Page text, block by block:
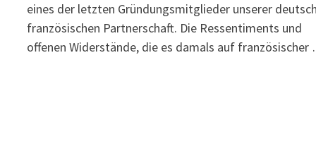
eines der letzten Gründungsmitglieder unserer
französischen Partnerschaft. Die Ressentiments und
offenen Widerstände, die es damals auf